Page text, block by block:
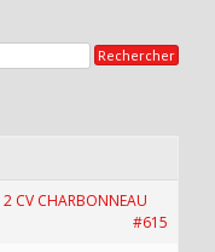
2 CV CHARBONNEAU
#615